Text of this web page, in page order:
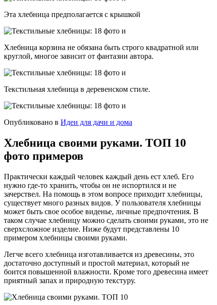
Эта хлебница предполагается с крышкой
Хлебница корзина не обязана быть строго квадратной или
круглой, многое зависит от фантазии автора.
Текстильная хлебница в деревенском стиле.
Опубликовано в Идеи для дачи и дома
Хлебница своими руками. ТОП 10
фото примеров
Практически каждый человек каждый день ест хлеб. Его
нужно где-то хранить, чтобы он не испортился и не
зачерствел. На помощь в этом вопросе приходит хлебницы,
существует много разных видов. У пользователя хлебницы
может быть свое особое виденье, личные предпочтения. В
таком случае хлебницу можно сделать своими руками, это не
сверхсложное изделие. Ниже будут представлены 10
примером хлебницы своими руками.
Легче всего хлебница изготавливается из древесины, это
достаточно доступный и простой материал, который не
боится повышенной влажности. Кроме того древесина имеет
приятный запах и природную текстуру.